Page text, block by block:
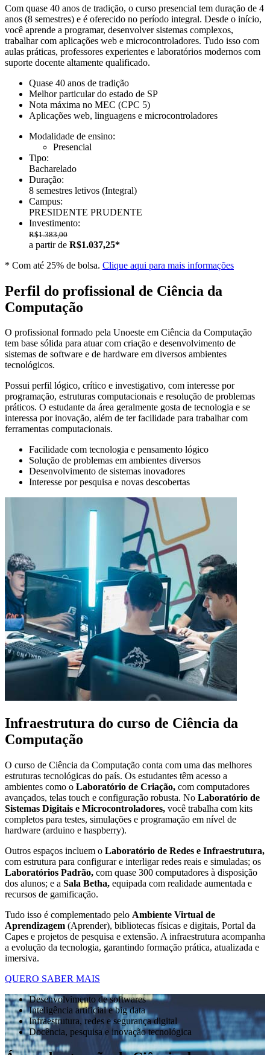
Com quase 40 anos de tradição, o curso presencial tem duração de 4
anos (8 semestres) e é oferecido no período integral. Desde o início,
você aprende a programar, desenvolver sistemas complexos,
trabalhar com aplicações web e microcontroladores. Tudo isso com
aulas práticas, professores experientes e laboratórios modernos com
suporte docente altamente qualificado.
Quase 40 anos de tradição
Melhor particular do estado de SP
Nota máxima no MEC (CPC 5)
Aplicações web, linguagens e microcontroladores
Modalidade de ensino:
Presencial
Tipo:
Bacharelado
Duração:
8 semestres letivos (Integral)
Campus:
PRESIDENTE PRUDENTE
Investimento:
R$1.383,00
a partir de R$1.037,25*
* Com até 25% de bolsa. Clique aqui para mais informações
Perfil do profissional de Ciência da
Computação
O profissional formado pela Unoeste em Ciência da Computação
tem base sólida para atuar com criação e desenvolvimento de
sistemas de software e de hardware em diversos ambientes
tecnológicos.
Possui perfil lógico, crítico e investigativo, com interesse por
programação, estruturas computacionais e resolução de problemas
práticos. O estudante da área geralmente gosta de tecnologia e se
interessa por inovação, além de ter facilidade para trabalhar com
ferramentas computacionais.
Facilidade com tecnologia e pensamento lógico
Solução de problemas em ambientes diversos
Desenvolvimento de sistemas inovadores
Interesse por pesquisa e novas descobertas
Infraestrutura do curso de Ciência da
Computação
O curso de Ciência da Computação conta com uma das melhores
estruturas tecnológicas do país. Os estudantes têm acesso a
ambientes como o Laboratório de Criação, com computadores
avançados, telas touch e configuração robusta. No Laboratório de
Sistemas Digitais e Microcontroladores, você trabalha com kits
completos para testes, simulações e programação em nível de
hardware (arduino e haspberry).
Outros espaços incluem o Laboratório de Redes e Infraestrutura,
com estrutura para configurar e interligar redes reais e simuladas; os
Laboratórios Padrão, com quase 300 computadores à disposição
dos alunos; e a Sala Betha, equipada com realidade aumentada e
recursos de gamificação.
Tudo isso é complementado pelo Ambiente Virtual de
Aprendizagem (Aprender), bibliotecas físicas e digitais, Portal da
Capes e projetos de pesquisa e extensão. A infraestrutura acompanha
a evolução da tecnologia, garantindo formação prática, atualizada e
imersiva.
QUERO SABER MAIS
Desenvolvimento de softwares
Inteligência artificial e big data
Infraestrutura, redes e segurança digital
Docência, pesquisa e inovação tecnológica